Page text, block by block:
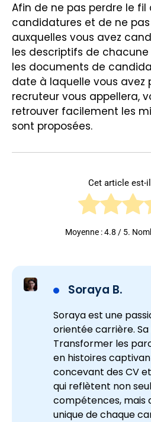
Afin de ne pas perdre le fil
candidatures et de ne
auxquelles vous avez
les descriptifs de
les documents de
date à laquelle vous avez
recruteur vous appellera,
retrouver facilement les
sont proposées.
Cet article est-
Moyenne :4.8 / 5.
Soraya B.
Soraya est une
orientée carrière. Sa
Transformer les
en histoires
concevant des CV
qui reflètent non
compétences, mais
unique de chaque